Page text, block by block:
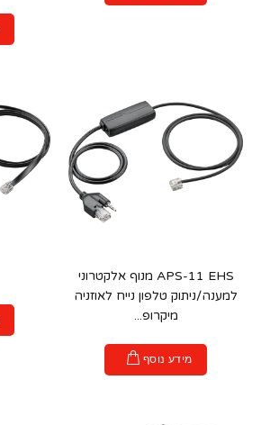
APS-11 EHS מנוף אלקטרוני
למענה/ניתוק טלפון נייח לאוזניה
מיקרופ...
מידע נוסף